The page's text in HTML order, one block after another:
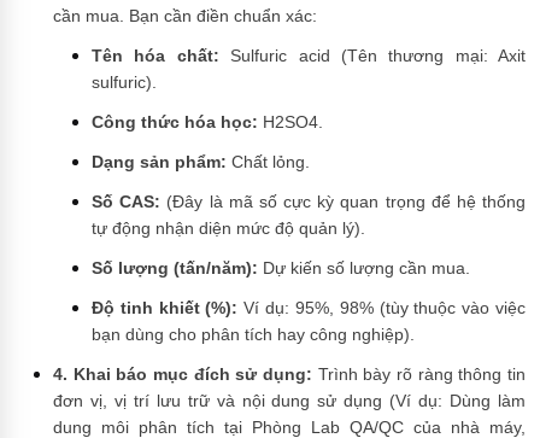
cần mua. Bạn cần điền chuẩn xác:
Tên hóa chất: Sulfuric acid (Tên thương mại: Axit
sulfuric).
Công thức hóa học: H2SO4.
Dạng sản phẩm: Chất lỏng.
Số CAS: (Đây là mã số cực kỳ quan trọng để hệ thống
tự động nhận diện mức độ quản lý).
Số lượng (tấn/năm): Dự kiến số lượng cần mua.
Độ tinh khiết (%): Ví dụ: 95%, 98% (tùy thuộc vào việc
bạn dùng cho phân tích hay công nghiệp).
4. Khai báo mục đích sử dụng: Trình bày rõ ràng thông tin
đơn vị, vị trí lưu trữ và nội dung sử dụng (Ví dụ: Dùng làm
dung môi phân tích tại Phòng Lab QA/QC của nhà máy,